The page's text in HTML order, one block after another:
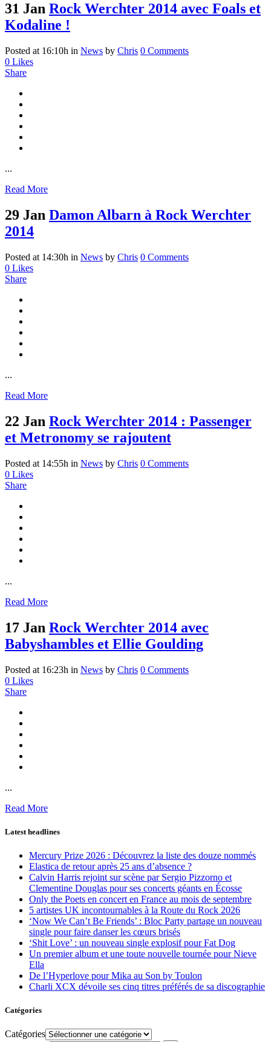
31 Jan Rock Werchter 2014 avec Foals et
Kodaline !
Posted at 16:10h in News by Chris 0 Comments
0 Likes
Share
...
Read More
29 Jan Damon Albarn à Rock Werchter
2014
Posted at 14:30h in News by Chris 0 Comments
0 Likes
Share
...
Read More
22 Jan Rock Werchter 2014 : Passenger
et Metronomy se rajoutent
Posted at 14:55h in News by Chris 0 Comments
0 Likes
Share
...
Read More
17 Jan Rock Werchter 2014 avec
Babyshambles et Ellie Goulding
Posted at 16:23h in News by Chris 0 Comments
0 Likes
Share
...
Read More
Latest headlines
Mercury Prize 2026 : Découvrez la liste des douze nommés
Elastica de retour après 25 ans d’absence ?
Calvin Harris rejoint sur scène par Sergio Pizzorno et
Clementine Douglas pour ses concerts géants en Écosse
Only the Poets en concert en France au mois de septembre
5 artistes UK incontournables à la Route du Rock 2026
‘Now We Can’t Be Friends’ : Bloc Party partage un nouveau
single pour faire danser les cœurs brisés
‘Shit Love’ : un nouveau single explosif pour Fat Dog
Un premier album et une toute nouvelle tournée pour Nieve
Ella
De l’Hyperlove pour Mika au Son by Toulon
Charli XCX dévoile ses cinq titres préférés de sa discographie
Catégories
Catégories